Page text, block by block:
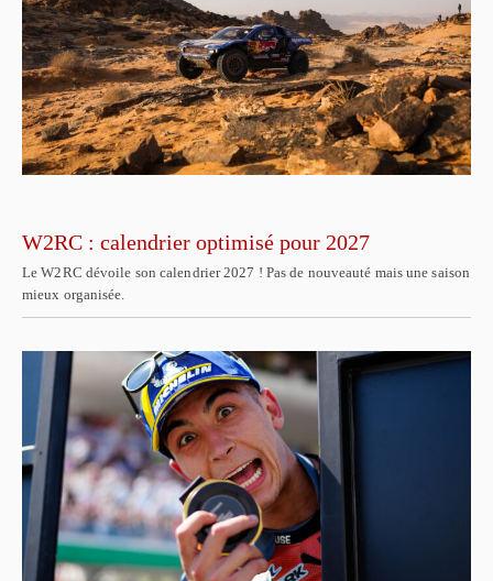
W2RC : calendrier optimisé pour 2027
Le W2RC dévoile son calendrier 2027 ! Pas de nouveauté mais une saison
mieux organisée.